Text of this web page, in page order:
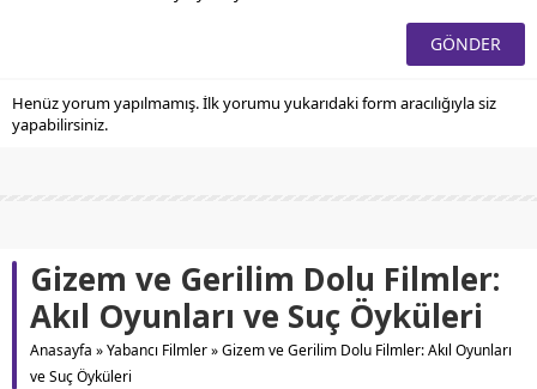
Henüz yorum yapılmamış. İlk yorumu yukarıdaki form aracılığıyla siz
yapabilirsiniz.
Gizem ve Gerilim Dolu Filmler:
Akıl Oyunları ve Suç Öyküleri
Anasayfa »Yabancı Filmler»Gizem ve Gerilim Dolu Filmler: Akıl Oyunları
ve Suç Öyküleri